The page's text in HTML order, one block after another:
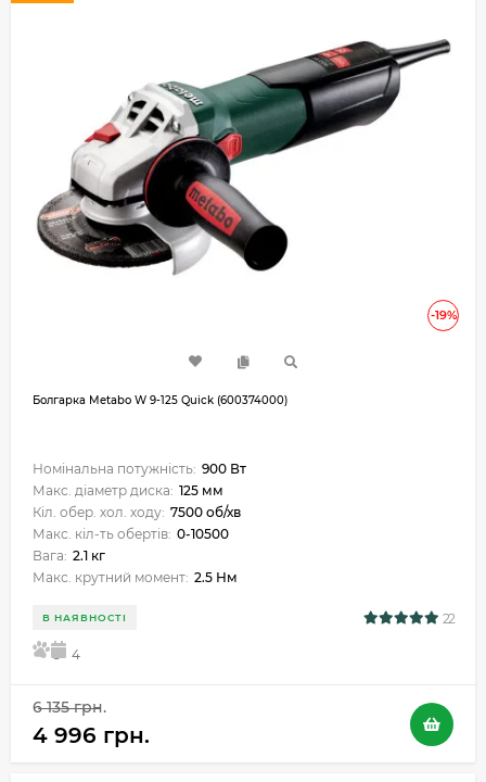
-19%
Болгарка Metabo W 9-125 Quick (600374000)
Номінальна потужність: 900 Вт
Макс. діаметр диска: 125 мм
Кіл. обер. хол. ходу: 7500 об/хв
Макс. кіл-ть обертів: 0-10500
Вага: 2.1 кг
Макс. крутний момент: 2.5 Нм
В НАЯВНОСТІ 22
5 4
6 135 грн.
4 996 грн.